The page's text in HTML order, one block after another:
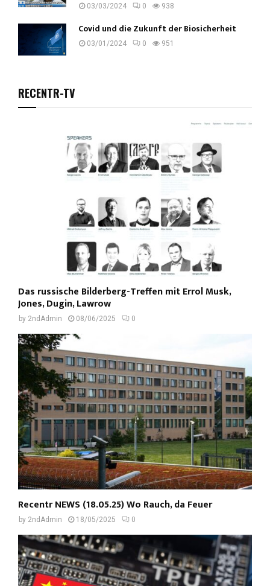
03/03/2024 0 938
Covid und die Zukunft der Biosicherheit
03/01/2024 0 951
RECENTR-TV
Das russische Bilderberg-Treffen mit Errol Musk,
Jones, Dugin, Lawrow
by 2ndAdmin 08/06/2025 0
Recentr NEWS (18.05.25) Wo Rauch, da Feuer
by 2ndAdmin 18/05/2025 0